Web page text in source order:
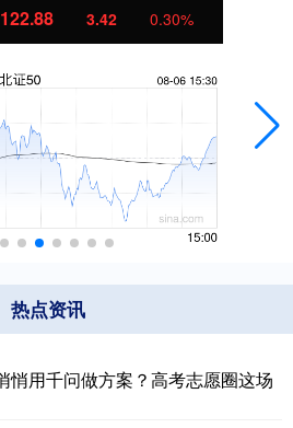
3.42 0.30%
热点资讯
悄用千问做方案？高考志愿圈这场